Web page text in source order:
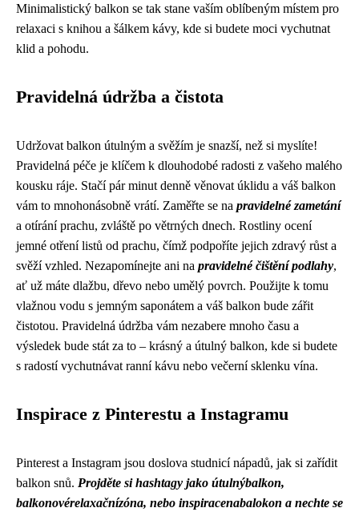
Minimalistický balkon se tak stane vaším oblíbeným místem pro
relaxaci s knihou a šálkem kávy, kde si budete moci vychutnat
klid a pohodu.
Pravidelná údržba a čistota
Udržovat balkon útulným a svěžím je snazší, než si myslíte!
Pravidelná péče je klíčem k dlouhodobé radosti z vašeho malého
kousku ráje. Stačí pár minut denně věnovat úklidu a váš balkon
vám to mnohonásobně vrátí. Zaměřte se na pravidelné zametání
a otírání prachu, zvláště po větrných dnech. Rostliny ocení
jemné otření listů od prachu, čímž podpoříte jejich zdravý růst a
svěží vzhled. Nezapomínejte ani na pravidelné čištění podlahy,
ať už máte dlažbu, dřevo nebo umělý povrch. Použijte k tomu
vlažnou vodu s jemným saponátem a váš balkon bude zářit
čistotou. Pravidelná údržba vám nezabere mnoho času a
výsledek bude stát za to – krásný a útulný balkon, kde si budete
s radostí vychutnávat ranní kávu nebo večerní sklenku vína.
Inspirace z Pinterestu a Instagramu
Pinterest a Instagram jsou doslova studnicí nápadů, jak si zařídit
balkon snů. Projděte si hashtagy jako útulnýbalkon,
balkonovérelaxačnízóna, nebo inspiracenabalokon a nechte se